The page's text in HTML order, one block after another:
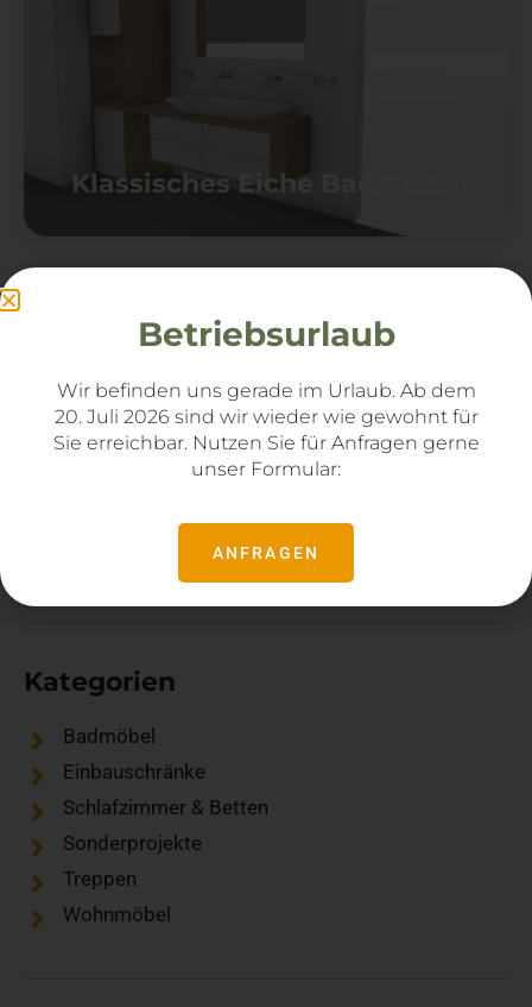
Klassisches Eiche Badmöbel
Garderobe
Kategorien
Badmöbel
Einbauschränke
Schlafzimmer & Betten
Sonderprojekte
Treppen
Wohnmöbel
Betriebsurlaub
Wir befinden uns gerade im Urlaub. Ab dem
20. Juli 2026 sind wir wieder wie gewohnt für
Sie erreichbar. Nutzen Sie für Anfragen gerne
unser Formular:
ANFRAGEN